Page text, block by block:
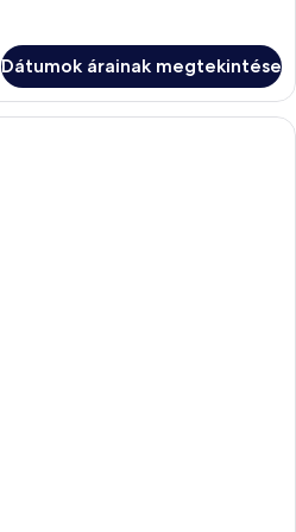
Dátumok árainak megtekintése